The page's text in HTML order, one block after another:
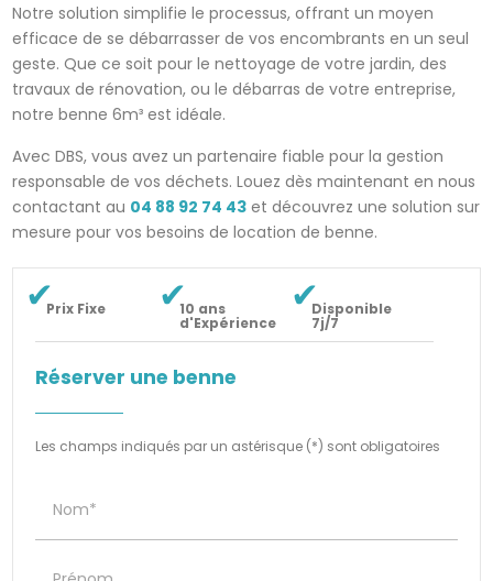
Notre solution simplifie le processus, offrant un moyen
efficace de se débarrasser de vos encombrants en un seul
geste. Que ce soit pour le nettoyage de votre jardin, des
travaux de rénovation, ou le débarras de votre entreprise,
notre benne 6m³ est idéale.
Avec DBS, vous avez un partenaire fiable pour la gestion
responsable de vos déchets. Louez dès maintenant en nous
contactant au 04 88 92 74 43 et découvrez une solution sur
mesure pour vos besoins de location de benne.
Prix Fixe 10 ans
d'Expérience
Disponible
7j/7
Réserver une benne
Les champs indiqués par un astérisque (*) sont obligatoires
Nom*